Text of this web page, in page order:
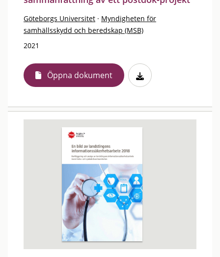
Göteborgs Universitet · Myndigheten för
samhällsskydd och beredskap (MSB)
2021
Öppna dokument